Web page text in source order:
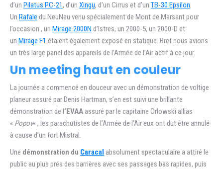
d’un Pilatus PC-21, d’un Xingu, d’un Cirrus et d’un TB-30 Epsilon.
Un Rafale du NeuNeu venu spécialement de Mont de Marsant pour
l’occasion , un Mirage 2000N d’Istres, un 2000-5, un 2000-D et
un Mirage F1 étaient également exposé en statique. Bref nous avions
un très large panel des appareils de l’Armée de l’Air actif à ce jour.
Un meeting haut en couleur
La journée a commencé en douceur avec un démonstration de voltige
planeur assuré par Denis Hartman, s’en est suivi une brillante
démonstration de l‘EVAA assuré par le capitaine Orlowski allias
« Popov« , les parachutistes de l’Armée de l’Air eux ont dut être annulé
à cause d’un fort Mistral.
Une démonstration du Caracal absolument spectaculaire a attiré le
public au plus prés des barrières avec ses passages bas rapides, puis